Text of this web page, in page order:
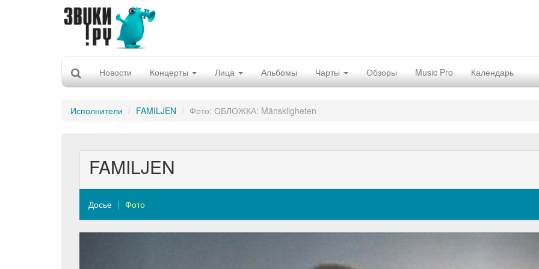
Новости Концерты Лица Альбомы Чарты Обзоры Music Pro Календарь
Исполнители FAMILJEN Фото: ОБЛОЖКА: Mänskligheten
FAMILJEN
Досье Фото